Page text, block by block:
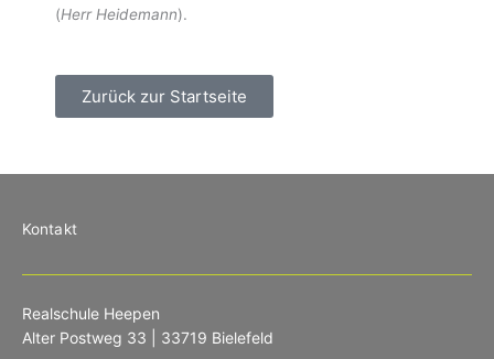
(Herr Heidemann).
Zurück zur Startseite
Kontakt
Realschule Heepen
Alter Postweg 33 | 33719 Bielefeld